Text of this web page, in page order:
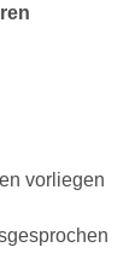
vorliegen